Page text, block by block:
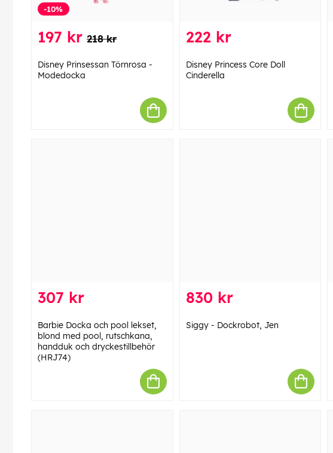
-10%
197 kr 218 kr
Disney Prinsessan Törnrosa -
Modedocka
222 kr
Disney Princess Core Doll
Cinderella
307 kr
Barbie Docka och pool lekset,
blond med pool, rutschkana,
handduk och dryckestillbehör
(HRJ74)
830 kr
Siggy - Dockrobot, Jen